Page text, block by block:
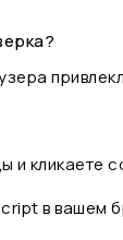
и
в вашем